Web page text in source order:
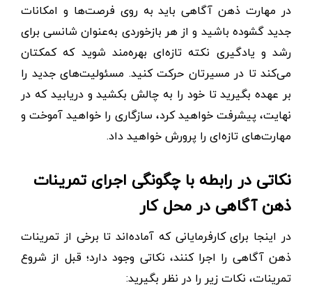
در مهارت ذهن آگاهی باید به روی فرصت‌ها و امکانات
جدید گشوده باشید و از هر بازخوردی به‌عنوان شانسی برای
رشد و یادگیری نکته تازه‌ای بهره‌مند شوید که کمکتان
می‌کند تا در مسیرتان حرکت کنید. مسئولیت‌های جدید را
بر عهده بگیرید تا خود را به چالش بکشید و دریابید که در
نهایت، پیشرفت خواهید کرد، سازگاری را خواهید آموخت و
مهارت‌های تازه‌ای را پرورش خواهید داد.
نکاتی در رابطه با چگونگی اجرای تمرینات
ذهن ‌آگاهی در محل کار
در اینجا برای کارفرمایانی که آماده‌اند تا برخی از تمرینات
ذهن ‌آگاهی را اجرا کنند، نکاتی وجود دارد؛ قبل از شروع
تمرینات، نکات زیر را در نظر بگیرید: